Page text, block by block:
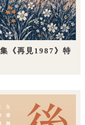
《再見1987》特